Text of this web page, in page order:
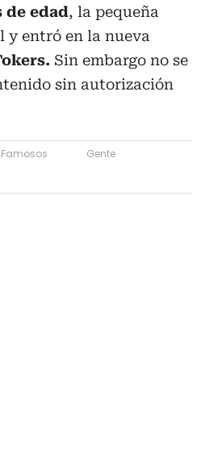
de edad, la pequeña
y entró en la nueva
Sin embargo no se
sin autorización
Famosos
Gente